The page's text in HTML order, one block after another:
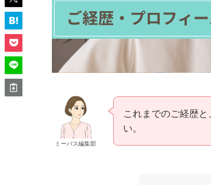
ミーパス編集部
これまでのご経歴
い。